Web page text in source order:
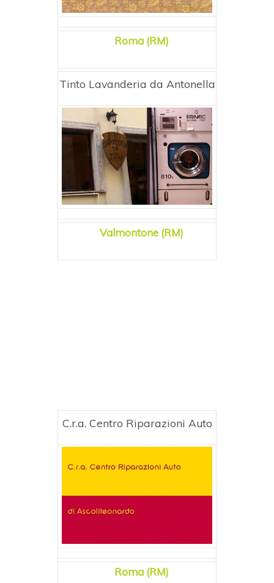
Roma (RM)
Tinto Lavanderia da Antonella
Valmontone (RM)
C.r.a. Centro Riparazioni Auto
Roma (RM)